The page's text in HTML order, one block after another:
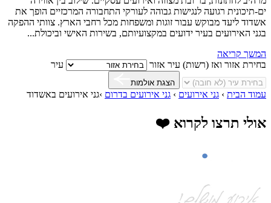
ים-תיכונית רגועה לנגישות גבוהה לעורקי התחבורה המרכזיים הופך את
אשדוד ליעד מבוקש עבור זוגות ומשפחות מכל רחבי הארץ. צוותי ההפקה
בגני האירועים בעיר ידועים במקצועיותם, בשירות האישי וביכולת...
המשך קריאה
בחירת אזור ואז (רשות) עיר אזור עיר
הצגת אולמות
עמוד הבית › גני אירועים › גני אירועים בדרום ›גני אירועים באשדוד
אולי תרצו לקרוא ❤️